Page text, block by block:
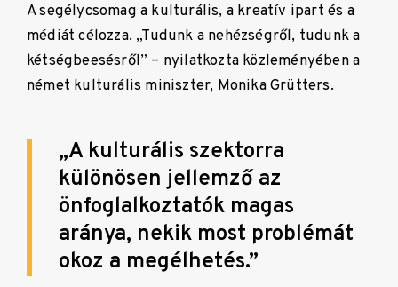
A segélycsomag a kulturális, a kreatív ipart és a
médiát célozza. „Tudunk a nehézségről, tudunk a
kétségbeesésről” – nyilatkozta közleményében a
német kulturális miniszter, Monika Grütters.
„A kulturális szektorra
különösen jellemző az
önfoglalkoztatók magas
aránya, nekik most problémát
okoz a megélhetés.”